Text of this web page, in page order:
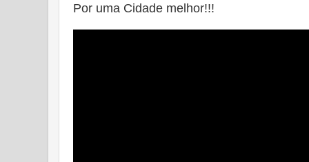
Por uma Cidade melhor!!!